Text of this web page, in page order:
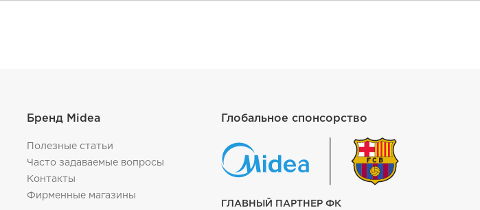
Бренд Midea
Полезные статьи
Часто задаваемые вопросы
Контакты
Фирменные магазины
Глобальное спонсорство
ГЛАВНЫЙ ПАРТНЕР ФК